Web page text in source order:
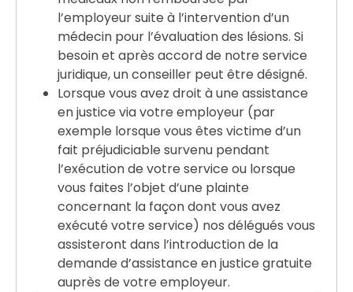
l’employeur suite à l’intervention d’un
médecin pour l’évaluation des lésions. Si
besoin et après accord de notre service
juridique, un conseiller peut être désigné.
Lorsque vous avez droit à une assistance
en justice via votre employeur (par
exemple lorsque vous êtes victime d’un
fait préjudiciable survenu pendant
l’exécution de votre service ou lorsque
vous faites l’objet d’une plainte
concernant la façon dont vous avez
exécuté votre service) nos délégués vous
assisteront dans l’introduction de la
demande d’assistance en justice gratuite
auprès de votre employeur.